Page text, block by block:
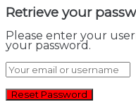
Retrieve your
Please enter your
your password.